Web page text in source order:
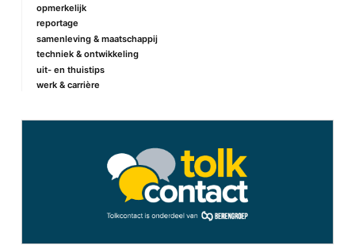
opmerkelijk
reportage
samenleving & maatschappij
techniek & ontwikkeling
uit- en thuistips
werk & carrière